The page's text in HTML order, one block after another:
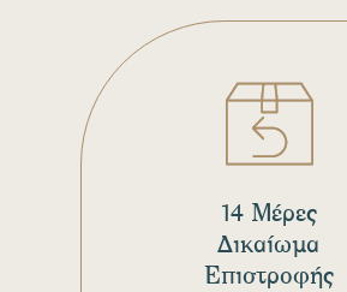
14 Μέρες
Δικαίωμα
Επιστροφής